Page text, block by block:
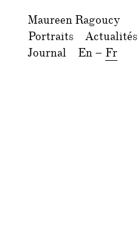
Maureen Ragoucy
Portraits
Actualités
Journal
En– Fr